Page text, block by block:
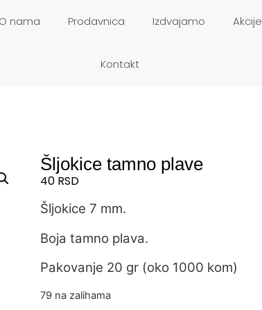
O nama Prodavnica Izdvajamo Akcije
Kontakt
Šljokice tamno plave
40 RSD
Šljokice 7 mm.
Boja tamno plava.
Pakovanje 20 gr (oko 1000 kom)
79 na zalihama